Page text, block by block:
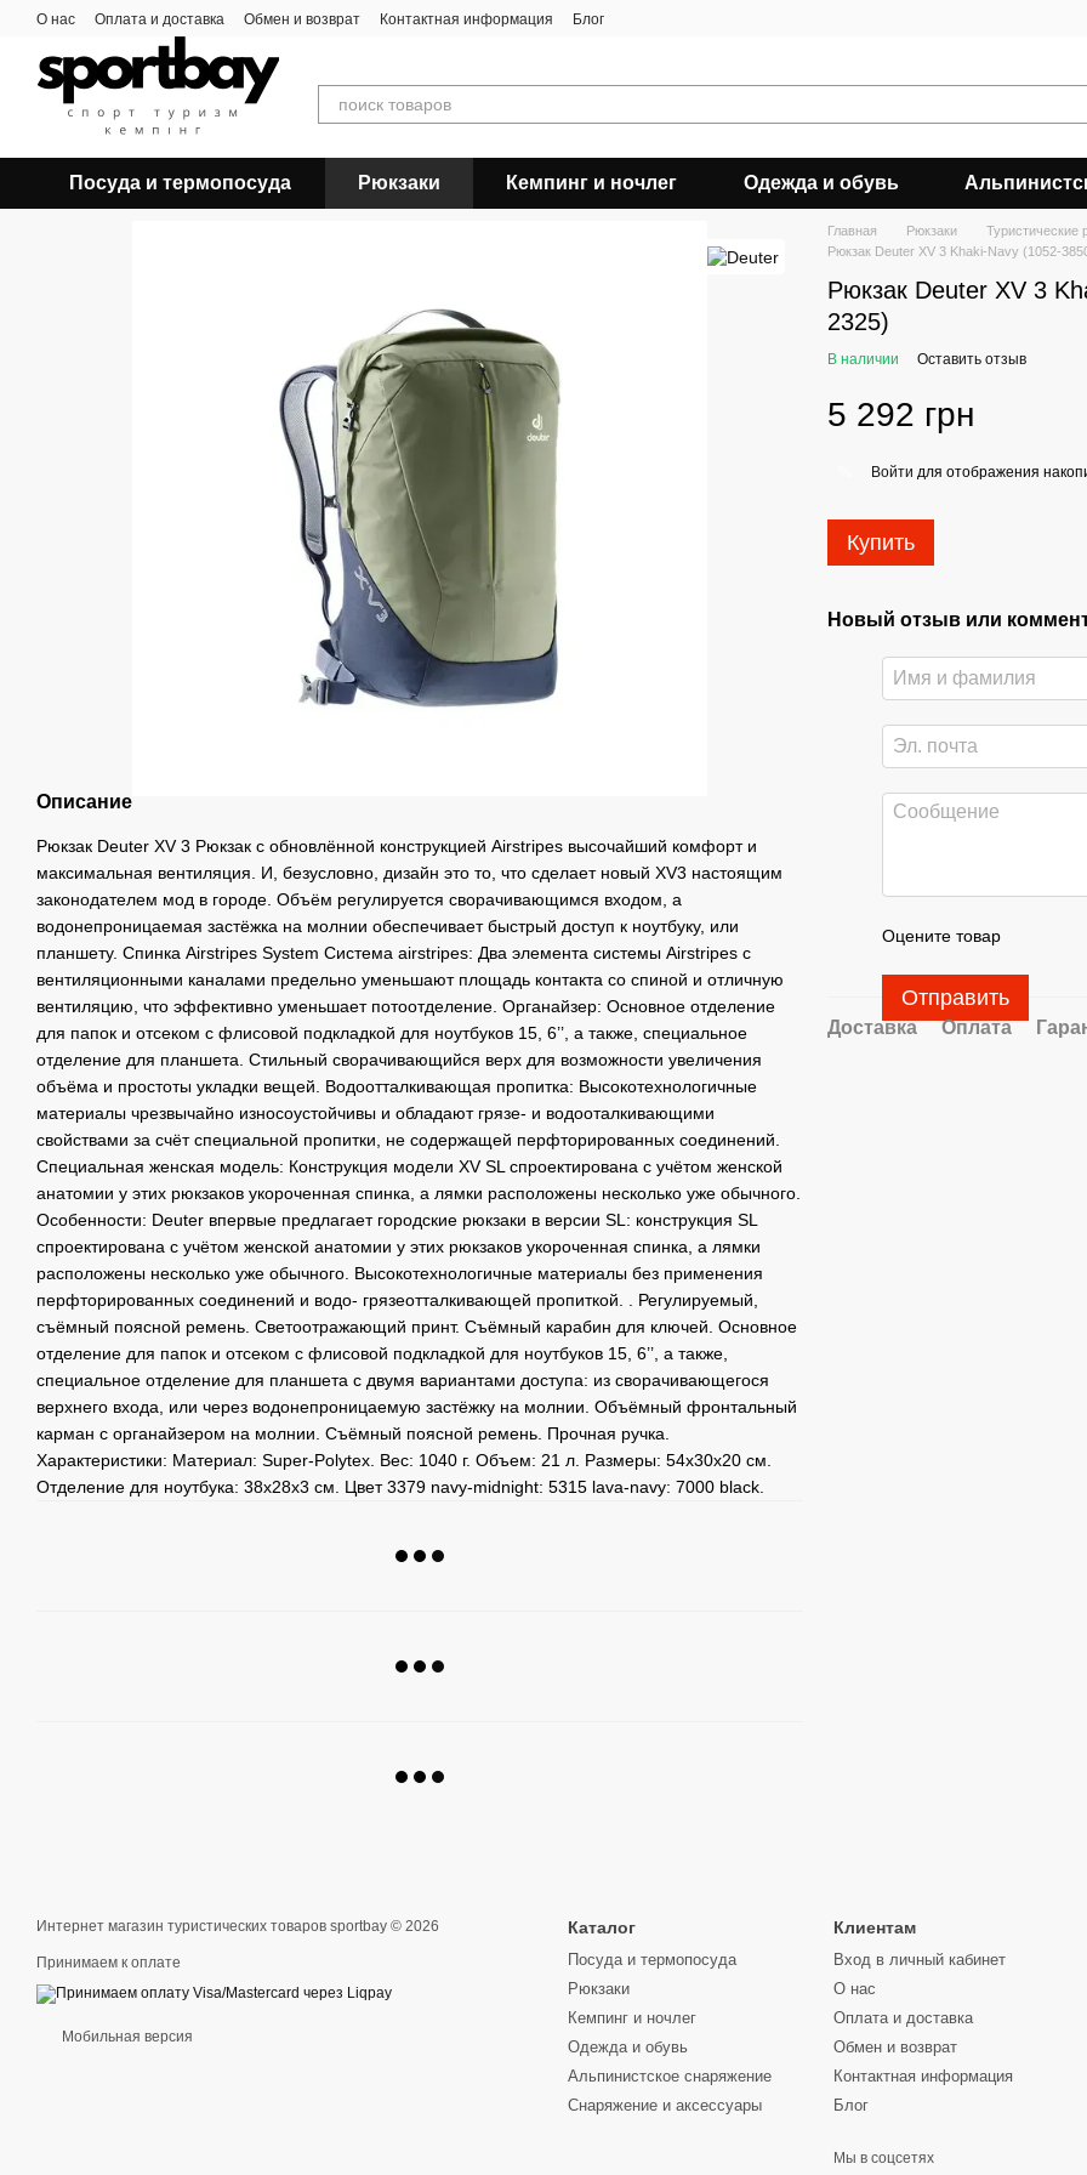
Перейти к основному контенту
О нас Оплата и доставка Обмен и возврат Контактная информация Блог
Посуда и термопосуда Рюкзаки Кемпинг и ночлег Одежда и обувь
Описание
Рюкзак Deuter XV 3 Рюкзак с обновлённой конструкцией Airstripes высочайший комфорт и
максимальная вентиляция. И, безусловно, дизайн это то, что сделает новый XV3 настоящим
законодателем мод в городе. Объём регулируется сворачивающимся входом, а
водонепроницаемая застёжка на молнии обеспечивает быстрый доступ к ноутбуку, или
планшету. Спинка Airstripes System Система airstripes: Два элемента системы Airstripes с
вентиляционными каналами предельно уменьшают площадь контакта со спиной и отличную
вентиляцию, что эффективно уменьшает потоотделение. Органайзер: Основное отделение
для папок и отсеком с флисовой подкладкой для ноутбуков 15, 6’’, а также, специальное
отделение для планшета. Стильный сворачивающийся верх для возможности увеличения
объёма и простоты укладки вещей. Водоотталкивающая пропитка: Высокотехнологичные
материалы чрезвычайно износоустойчивы и обладают грязе- и водооталкивающими
свойствами за счёт специальной пропитки, не содержащей перфторированных соединений.
Специальная женская модель: Конструкция модели XV SL спроектирована с учётом женской
анатомии у этих рюкзаков укороченная спинка, а лямки расположены несколько уже обычного.
Особенности: Deuter впервые предлагает городские рюкзаки в версии SL: конструкция SL
спроектирована с учётом женской анатомии у этих рюкзаков укороченная спинка, а лямки
расположены несколько уже обычного. Высокотехнологичные материалы без применения
перфторированных соединений и водо- грязеотталкивающей пропиткой. . Регулируемый,
съёмный поясной ремень. Светоотражающий принт. Съёмный карабин для ключей. Основное
отделение для папок и отсеком с флисовой подкладкой для ноутбуков 15, 6’’, а также,
специальное отделение для планшета с двумя вариантами доступа: из сворачивающегося
верхнего входа, или через водонепроницаемую застёжку на молнии. Объёмный фронтальный
карман с органайзером на молнии. Съёмный поясной ремень. Прочная ручка.
Характеристики: Материал: Super-Polytex. Вес: 1040 г. Объем: 21 л. Размеры: 54x30x20 см.
Отделение для ноутбука: 38х28х3 см. Цвет 3379 navy-midnight: 5315 lava-navy: 7000 black.
Главная Рюкзаки Туристические
Рюкзак Deuter XV 3 Khaki-Navy (1052-
Рюкзак Deuter XV 3
2325)
В наличии Оставить отзыв
5 292 грн
Войти для отображения
Купить
Новый отзыв или
Оцените товар
Отправить
Доставка Оплата
Интернет магазин туристических товаров sportbay © 2026
Принимаем к оплате
Мобильная версия
Каталог
Посуда и термопосуда
Рюкзаки
Кемпинг и ночлег
Одежда и обувь
Альпинистское снаряжение
Снаряжение и аксессуары
Клиентам
Вход в личный кабинет
О нас
Оплата и доставка
Обмен и возврат
Контактная информация
Блог
Мы в соцсетях